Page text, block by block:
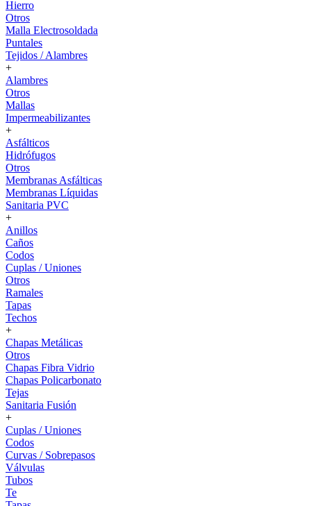
Hierro
Otros
Malla Electrosoldada
Puntales
Tejidos / Alambres
+
Alambres
Otros
Mallas
Impermeabilizantes
+
Asfálticos
Hidrófugos
Otros
Membranas Asfálticas
Membranas Líquidas
Sanitaria PVC
+
Anillos
Caños
Codos
Cuplas / Uniones
Otros
Ramales
Tapas
Techos
+
Chapas Metálicas
Otros
Chapas Fibra Vidrio
Chapas Policarbonato
Tejas
Sanitaria Fusión
+
Cuplas / Uniones
Codos
Curvas / Sobrepasos
Válvulas
Tubos
Te